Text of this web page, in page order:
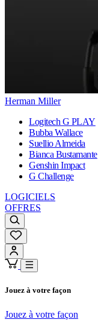
Herman Miller
Logitech G PLAY
Bubba Wallace
Suellio Almeida
Bianca Bustamante
Genshin Impact
G Challenge
LOGICIELS
OFFRES
Jouez à votre façon
Jouez à votre façon